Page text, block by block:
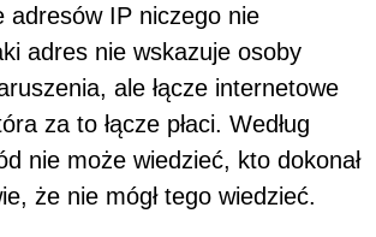
adresów IP niczego nie
adres nie wskazuje osoby
ale łącze internetowe
za to łącze płaci. Według
nie może wiedzieć, kto dokonał
że nie mógł tego wiedzieć.